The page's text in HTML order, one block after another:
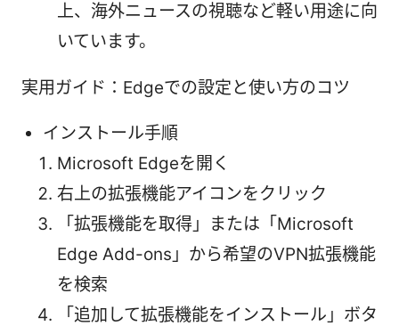
上、海外ニュースの視聴など軽い用途に向
いています。
実用ガイド：Edgeでの設定と使い方のコツ
インストール手順
Microsoft Edgeを開く
右上の拡張機能アイコンをクリック
「拡張機能を取得」または「Microsoft
Edge Add-ons」から希望のVPN拡張機能
を検索
「追加して拡張機能をインストール」ボタ